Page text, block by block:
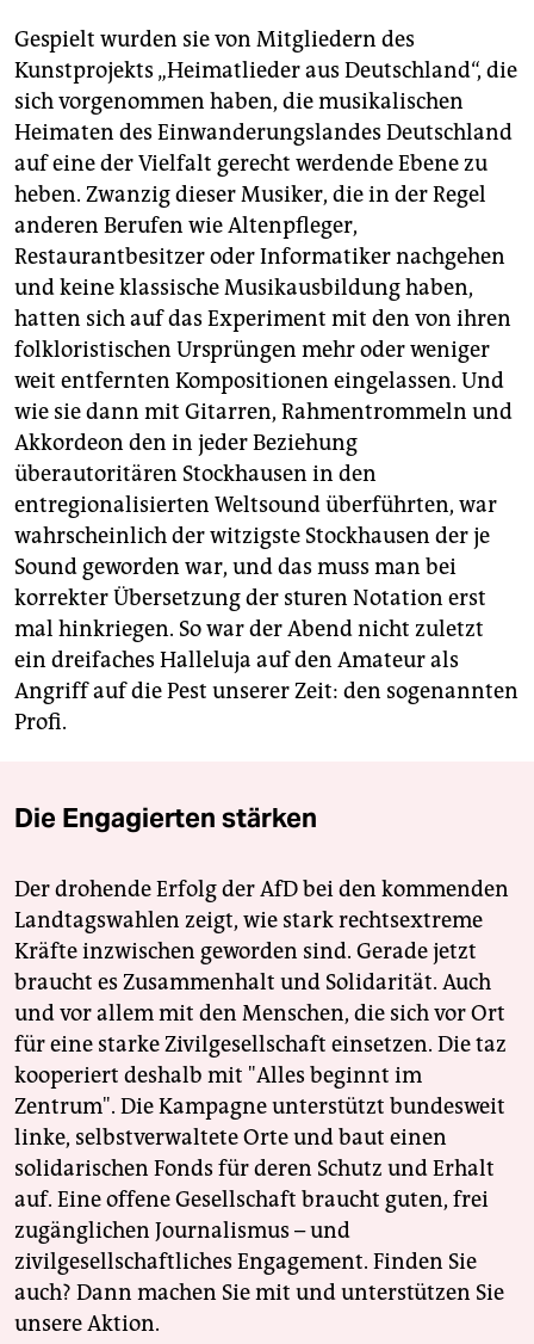
Gespielt wurden sie von Mitgliedern des
Kunstprojekts „Heimatlieder aus Deutschland“, die
sich vorgenommen haben, die musikalischen
Heimaten des Einwanderungslandes Deutschland
auf eine der Vielfalt gerecht werdende Ebene zu
heben. Zwanzig dieser Musiker, die in der Regel
anderen Berufen wie Altenpfleger,
Restaurantbesitzer oder Informatiker nachgehen
und keine klassische Musikausbildung haben,
hatten sich auf das Experiment mit den von ihren
folkloristischen Ursprüngen mehr oder weniger
weit entfernten Kompositionen eingelassen. Und
wie sie dann mit Gitarren, Rahmentrommeln und
Akkordeon den in jeder Beziehung
überautoritären Stockhausen in den
entregionalisierten Weltsound überführten, war
wahrscheinlich der witzigste Stockhausen der je
Sound geworden war, und das muss man bei
korrekter Übersetzung der sturen Notation erst
mal hinkriegen. So war der Abend nicht zuletzt
ein dreifaches Halleluja auf den Amateur als
Angriff auf die Pest unserer Zeit: den sogenannten
Profi.
Die Engagierten stärken
Der drohende Erfolg der AfD bei den kommenden
Landtagswahlen zeigt, wie stark rechtsextreme
Kräfte inzwischen geworden sind. Gerade jetzt
braucht es Zusammenhalt und Solidarität. Auch
und vor allem mit den Menschen, die sich vor Ort
für eine starke Zivilgesellschaft einsetzen. Die taz
kooperiert deshalb mit "Alles beginnt im
Zentrum". Die Kampagne unterstützt bundesweit
linke, selbstverwaltete Orte und baut einen
solidarischen Fonds für deren Schutz und Erhalt
auf. Eine offene Gesellschaft braucht guten, frei
zugänglichen Journalismus – und
zivilgesellschaftliches Engagement. Finden Sie
auch? Dann machen Sie mit und unterstützen Sie
unsere Aktion.